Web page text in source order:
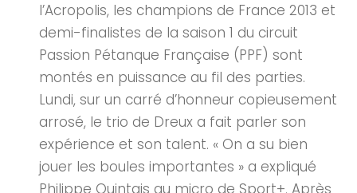
l’Acropolis, les champions de France 2013 et
demi-finalistes de la saison 1 du circuit
Passion Pétanque Française (PPF) sont
montés en puissance au fil des parties.
Lundi, sur un carré d’honneur copieusement
arrosé, le trio de Dreux a fait parler son
expérience et son talent. « On a su bien
jouer les boules importantes » a expliqué
Philippe Quintais au micro de Sport+. Après